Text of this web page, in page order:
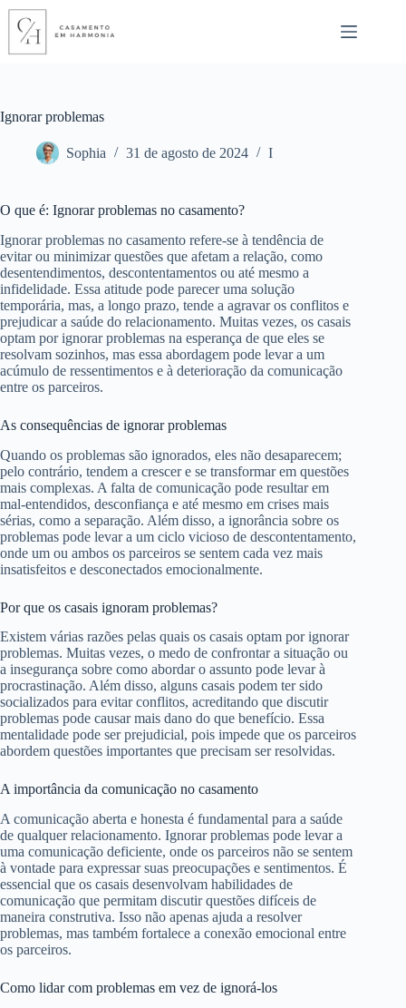
Pular
para
conteúdo
Ignorar problemas
Sophia 31 de agosto de 2024 I
O que é: Ignorar problemas no casamento?
Ignorar problemas no casamento refere-se à tendência de
evitar ou minimizar questões que afetam a relação, como
desentendimentos, descontentamentos ou até mesmo a
infidelidade. Essa atitude pode parecer uma solução
temporária, mas, a longo prazo, tende a agravar os conflitos e
prejudicar a saúde do relacionamento. Muitas vezes, os casais
optam por ignorar problemas na esperança de que eles se
resolvam sozinhos, mas essa abordagem pode levar a um
acúmulo de ressentimentos e à deterioração da comunicação
entre os parceiros.
As consequências de ignorar problemas
Quando os problemas são ignorados, eles não desaparecem;
pelo contrário, tendem a crescer e se transformar em questões
mais complexas. A falta de comunicação pode resultar em
mal-entendidos, desconfiança e até mesmo em crises mais
sérias, como a separação. Além disso, a ignorância sobre os
problemas pode levar a um ciclo vicioso de descontentamento,
onde um ou ambos os parceiros se sentem cada vez mais
insatisfeitos e desconectados emocionalmente.
Por que os casais ignoram problemas?
Existem várias razões pelas quais os casais optam por ignorar
problemas. Muitas vezes, o medo de confrontar a situação ou
a insegurança sobre como abordar o assunto pode levar à
procrastinação. Além disso, alguns casais podem ter sido
socializados para evitar conflitos, acreditando que discutir
problemas pode causar mais dano do que benefício. Essa
mentalidade pode ser prejudicial, pois impede que os parceiros
abordem questões importantes que precisam ser resolvidas.
A importância da comunicação no casamento
A comunicação aberta e honesta é fundamental para a saúde
de qualquer relacionamento. Ignorar problemas pode levar a
uma comunicação deficiente, onde os parceiros não se sentem
à vontade para expressar suas preocupações e sentimentos. É
essencial que os casais desenvolvam habilidades de
comunicação que permitam discutir questões difíceis de
maneira construtiva. Isso não apenas ajuda a resolver
problemas, mas também fortalece a conexão emocional entre
os parceiros.
Como lidar com problemas em vez de ignorá-los